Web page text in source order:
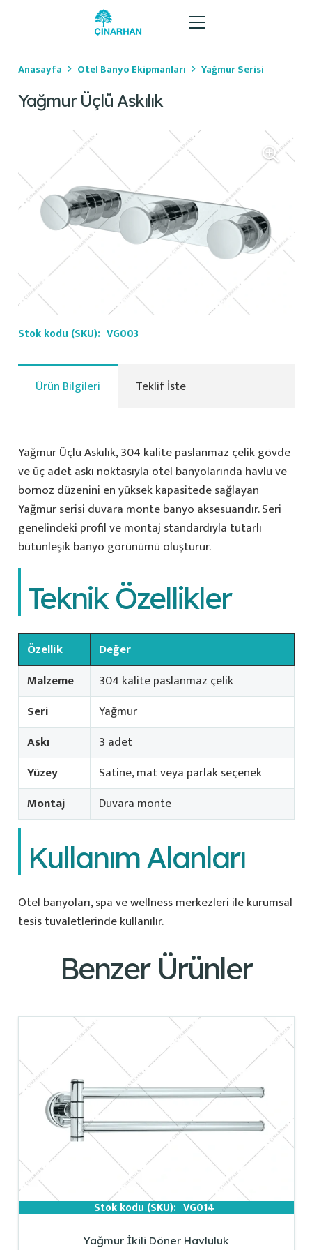
Anasayfa Otel Banyo Ekipmanları Yağmur Serisi
Yağmur Üçlü Askılık
Stok kodu (SKU): VG003
Ürün Bilgileri Teklif İste
Yağmur Üçlü Askılık, 304 kalite paslanmaz çelik gövde
ve üç adet askı noktasıyla otel banyolarında havlu ve
bornoz düzenini en yüksek kapasitede sağlayan
Yağmur serisi duvara monte banyo aksesuarıdır. Seri
genelindeki profil ve montaj standardıyla tutarlı
bütünleşik banyo görünümü oluşturur.
Teknik Özellikler
Özellik
Değer
Malzeme
304 kalite paslanmaz çelik
Seri
Yağmur
Askı
3 adet
Yüzey
Satine, mat veya parlak seçenek
Montaj
Duvara monte
Kullanım Alanları
Otel banyoları, spa ve wellness merkezleri ile kurumsal
tesis tuvaletlerinde kullanılır.
Benzer Ürünler
Stok kodu (SKU): VG014
Yağmur İkili Döner Havluluk